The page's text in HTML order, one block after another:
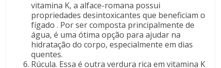
vitamina K, a alface-romana possui
propriedades desintoxicantes que beneficiam o
fígado . Por ser composta principalmente de
água, é uma ótima opção para ajudar na
hidratação do corpo, especialmente em dias
quentes.
Rúcula. Essa é outra verdura rica em vitamina K